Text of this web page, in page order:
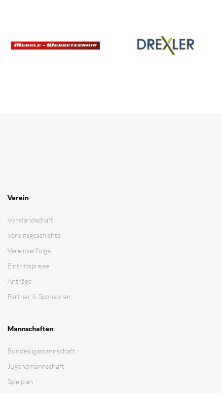
Verein
Vorstandschaft
Vereinsgeschichte
Vereinserfolge
Eintrittspreise
Anträge
Partner & Sponsoren
Mannschaften
Bundesligamannschaft
Jugendmannschaft
Spielplan